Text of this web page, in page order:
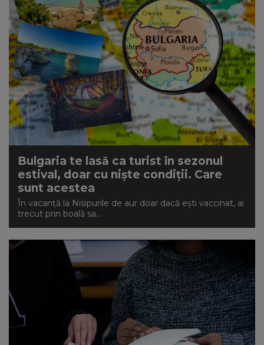
Bulgaria te lasă ca turist în sezonul
estival, doar cu niște condiții. Care
sunt acestea
În vacanță la Nisipurile de aur doar dacă ești vaccinat, ai
trecut prin boală sa...